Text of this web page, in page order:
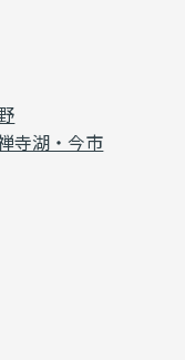
寺湖・今市